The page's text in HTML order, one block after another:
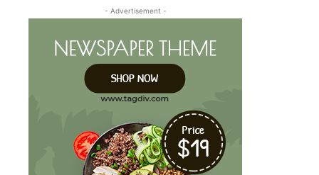
- Advertisement -